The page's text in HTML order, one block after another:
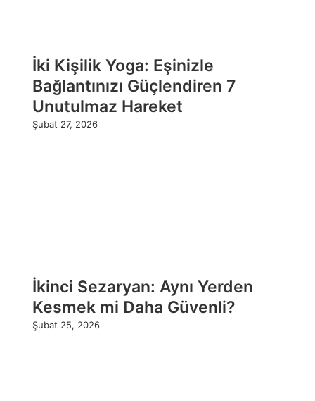
İki Kişilik Yoga: Eşinizle
Bağlantınızı Güçlendiren 7
Unutulmaz Hareket
Şubat 27, 2026
İkinci Sezaryan: Aynı Yerden
Kesmek mi Daha Güvenli?
Şubat 25, 2026